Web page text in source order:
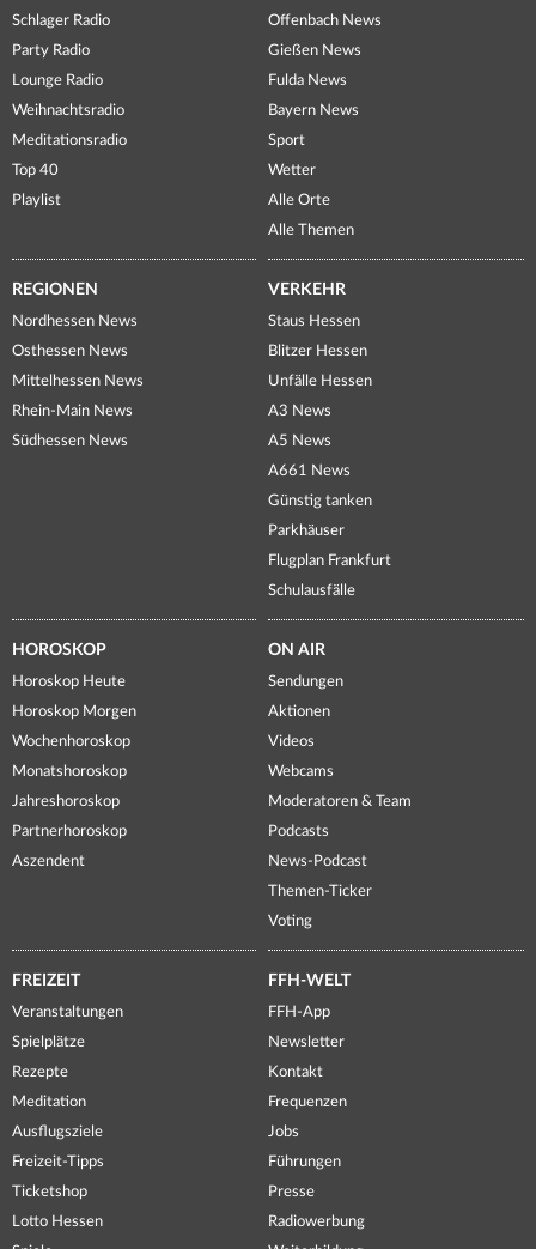
Schlager Radio
Party Radio
Lounge Radio
Weihnachtsradio
Meditationsradio
Top 40
Playlist
Offenbach News
Gießen News
Fulda News
Bayern News
Sport
Wetter
Alle Orte
Alle Themen
REGIONEN
Nordhessen News
Osthessen News
Mittelhessen News
Rhein-Main News
Südhessen News
VERKEHR
Staus Hessen
Blitzer Hessen
Unfälle Hessen
A3 News
A5 News
A661 News
Günstig tanken
Parkhäuser
Flugplan Frankfurt
Schulausfälle
HOROSKOP
Horoskop Heute
Horoskop Morgen
Wochenhoroskop
Monatshoroskop
Jahreshoroskop
Partnerhoroskop
Aszendent
ON AIR
Sendungen
Aktionen
Videos
Webcams
Moderatoren & Team
Podcasts
News-Podcast
Themen-Ticker
Voting
FREIZEIT
Veranstaltungen
Spielplätze
Rezepte
Meditation
Ausflugsziele
Freizeit-Tipps
Ticketshop
Lotto Hessen
FFH-WELT
FFH-App
Newsletter
Kontakt
Frequenzen
Jobs
Führungen
Presse
Radiowerbung